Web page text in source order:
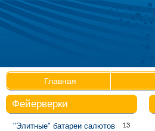
Главная
Фейерверки
13
"Элитные" батареи салютов